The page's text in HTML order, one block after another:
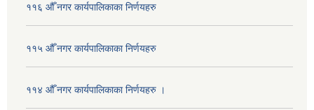
११६ औँ नगर कार्यपालिकाका निर्णयहरु
११५ औँ नगर कार्यपालिकाका निर्णयहरु
११४ औँ नगर कार्यपालिकाका निर्णयहरु ।